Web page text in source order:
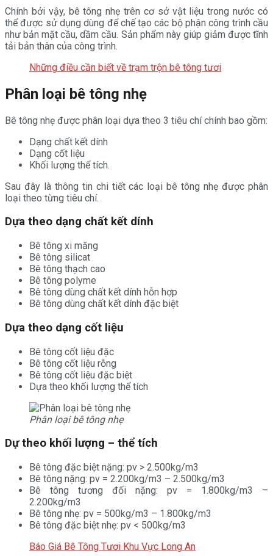
Chính bởi vậy, bê tông nhẹ trên cơ sở vật liệu trong nước có
thể được sử dụng dùng để chế tạo các bộ phận công trình cầu
như bản mặt cầu, dầm cầu. Sản phẩm này giúp giảm được tĩnh
tải bản thân của công trình.
Những điều cần biết về trạm trộn bê tông tươi
Phân loại bê tông nhẹ
Bê tông nhẹ được phân loại dựa theo 3 tiêu chí chính bao gồm:
Dạng chất kết dính
Dạng cốt liệu
Khối lượng thể tích.
Sau đây là thông tin chi tiết các loại bê tông nhẹ được phân
loại theo từng tiêu chí.
Dựa theo dạng chất kết dính
Bê tông xi măng
Bê tông silicat
Bê tông thạch cao
Bê tông polyme
Bê tông dùng chất kết dính hỗn hợp
Bê tông dùng chất kết dính đặc biệt
Dựa theo dạng cốt liệu
Bê tông cốt liệu đặc
Bê tông cốt liệu rỗng
Bê tông cốt liệu đặc biệt
Dựa theo khối lượng thể tích
Phân loại bê tông nhẹ
Dự theo khối lượng – thể tích
Bê tông đặc biệt nặng: pv > 2.500kg/m3
Bê tông nặng: pv = 2.200kg/m3 – 2.500kg/m3
Bê tông tương đối nặng: pv = 1.800kg/m3 –
2.200kg/m3
Bê tông nhẹ: pv = 500kg/m3 – 1.800kg/m3
Bê tông đặc biệt nhẹ: pv < 500kg/m3
Báo Giá Bê Tông Tươi Khu Vực Long An